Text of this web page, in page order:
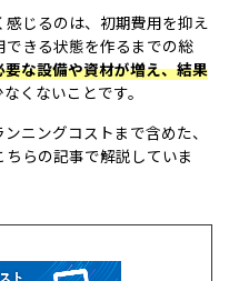
じるのは、初期費用を抑え
きる状態を作るまでの総
要な設備や資材が増え、結果
くないことです。
ニングコストまで含めた、
らの記事で解説していま